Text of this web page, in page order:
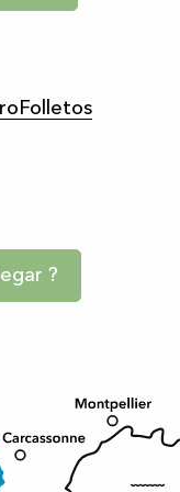
Folletos
?